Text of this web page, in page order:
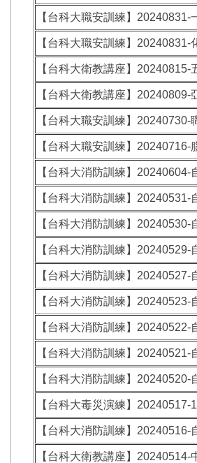
【台科大職安訓練】
【台科大職安訓練】
【台科大衛教講座】
【台科大衛教講座】
【台科大職安訓練】
【台科大職安訓練】
【台科大消防訓練】
【台科大消防訓練】
【台科大消防訓練】
【台科大消防訓練】
【台科大消防訓練】
【台科大消防訓練】
【台科大消防訓練】
【台科大消防訓練】
【台科大消防訓練】
【台科大毒災演練】
【台科大消防訓練】
【台科大衛教講座】20240514-